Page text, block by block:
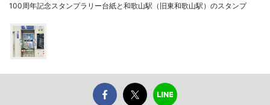
100周年記念スタンプラリー台紙と和歌山駅（旧東和歌山駅）のスタンプ